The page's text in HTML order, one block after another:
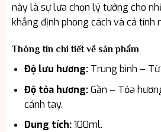
này là sự lựa chọn lý tưởng cho
khẳng định phong cách và cá tính
Thông tin chi tiết về sản phẩm
Độ lưu hương:Trung bình – Từ
Độ tỏa hương:Gần – Tỏa
cánh tay.
Dung tích:100ml.